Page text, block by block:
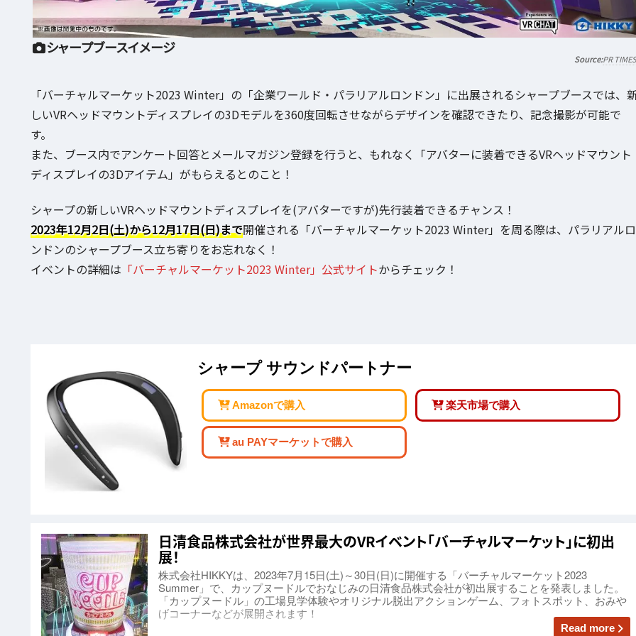
シャープブースイメージ
PR TIMES
「バーチャルマーケット2023 Winter」の「企業ワールド・パラリアルロンドン」に出展されるシャープブースでは、
しいVRヘッドマウントディスプレイの3Dモデルを360度回転させながらデザインを確認できたり、記念撮影が可能で
す。
また、ブース内でアンケート回答とメールマガジン登録を行うと、もれなく「アバターに装着できるVRヘッドマウント
ディスプレイの3Dアイテム」がもらえるとのこと！
シャープの新しいVRヘッドマウントディスプレイを(アバターですが)先行装着できるチャンス！
2023年12月2日(土)から12月17日(日)まで開催される「バーチャルマーケット2023 Winter」を周る際は、パラリアルロ
ンドンのシャープブース立ち寄りをお忘れなく！
イベントの詳細は 「バーチャルマーケット2023 Winter」公式サイトからチェック！
シャープ サウンドパートナー
Amazonで購入 楽天市場で購入
au PAYマーケットで購入
日清食品株式会社が世界最大のVRイベント「バーチャルマーケット」に初出
展！
株式会社HIKKYは、2023年7月15日(土)～30日(日)に開催する「バーチャルマーケット2023
Summer」で、カップヌードルでおなじみの日清食品株式会社が初出展することを発表しました。
「カップヌードル」の工場見学体験やオリジナル脱出アクションゲーム、フォトスポット、おみや
げコーナーなどが展開されます！
Read more